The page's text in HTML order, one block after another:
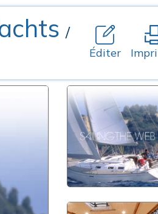
/
Éditer